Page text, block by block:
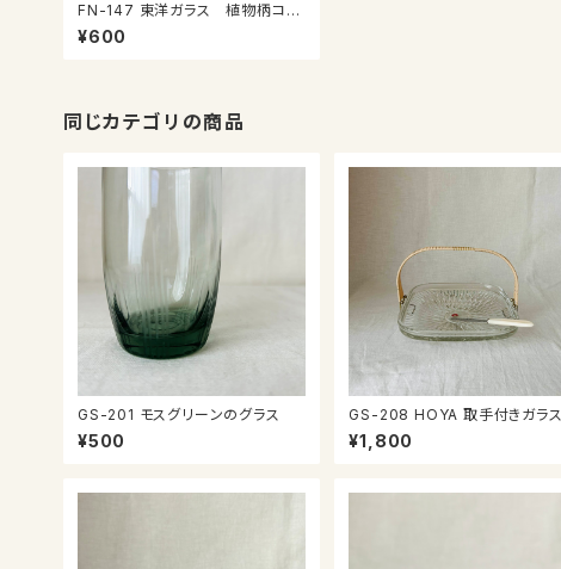
FN-147 東洋ガラス 植物柄コッ
プ
¥600
同じカテゴリの商品
GS-201 モスグリーンのグラス
¥500
GS-208 HOYA 取手付きガラス
皿
¥1,800